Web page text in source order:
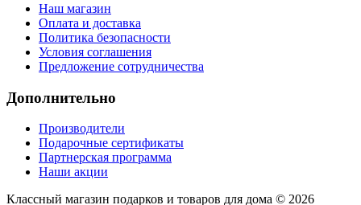
Наш магазин
Оплата и доставка
Политика безопасности
Условия соглашения
Предложение сотрудничества
Дополнительно
Производители
Подарочные сертификаты
Партнерская программа
Наши акции
Классный магазин подарков и товаров для дома © 2026